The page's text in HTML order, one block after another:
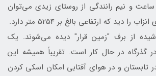
و‌ نیم رانندگی از روستای زیدی می‌توان
دید که ارتفاعی بالغ بر 5254 متر دارد.
از برف "زمين قرار" دیده می‌شوند. یک
گذرگاه در حال کار است. تقریباً همیشه این
تابستان و در هوای آفتابی امکان اسکی کردن